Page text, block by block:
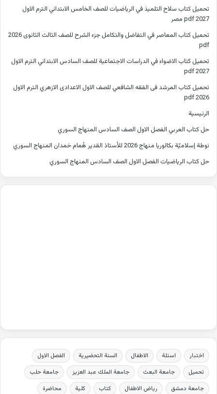
تحميل كتاب سلاح التلميذ في الرياضيات للصف الخامس الابتدائي الترم الاول
2027 pdf مصر
تحميل كتاب المعاصر في التفاضل والتكامل جزء الشرح للصف الثالث الثانوى 2026
pdf
تحميل كتاب الاضواء في الدراسات الاجتماعية للصف السادس الابتدائي الترم الاول
2027 pdf
تحميل كتاب المرشد فى الفقه الشافعي للصف الاول الاعدادى الازهري الترم الاول
2026 pdf
الرئيسية
حل كتاب العربي الفصل الاول الصف السادس المنهاج السوري
نوطة إسلاميّة بكالوريا منهاج 2026 للأستاذ القدير هُمام حَمدان المنهاج السوري
حل كتاب الرياضيات الفصل الاول الصف السادس المنهاج السوري
اختبار اسئلة الاطفال السنة التحضيرية
الفصل الاول
تحميل
جامعة البعث جامعة الملك عبد العزيز
جامعة حلب
جامعة دمشق
رياض الاطفال كتاب كلية
محاضرة